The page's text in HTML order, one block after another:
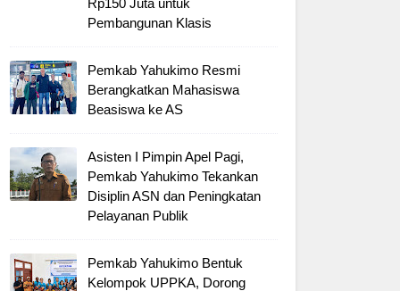
Rp150 Juta untuk
Pembangunan Klasis
Pemkab Yahukimo Resmi
Berangkatkan Mahasiswa
Beasiswa ke AS
Asisten I Pimpin Apel Pagi,
Pemkab Yahukimo Tekankan
Disiplin ASN dan Peningkatan
Pelayanan Publik
Pemkab Yahukimo Bentuk
Kelompok UPPKA, Dorong